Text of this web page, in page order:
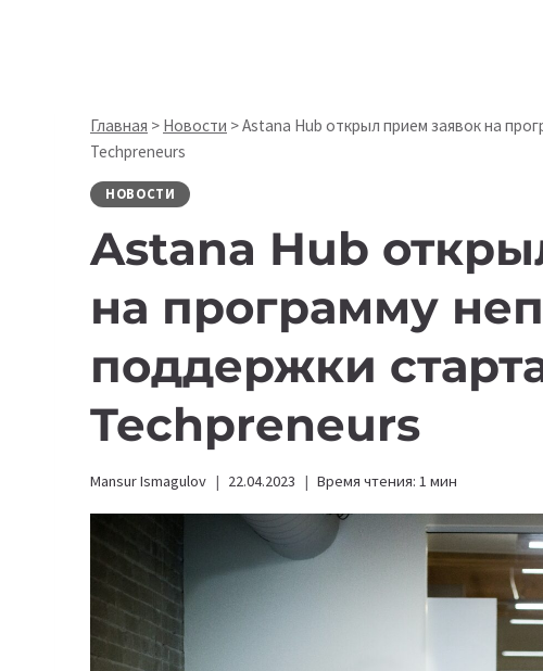
Главная > Новости >Astana Hub открыл прием заявок на
Techpreneurs
НОВОСТИ
Astana Hub
на программу
поддержки
Techpreneurs
Mansur Ismagulov 22.04.2023 Время чтения: 1 мин